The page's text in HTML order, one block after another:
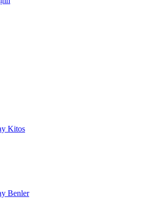
Kitos
Benler